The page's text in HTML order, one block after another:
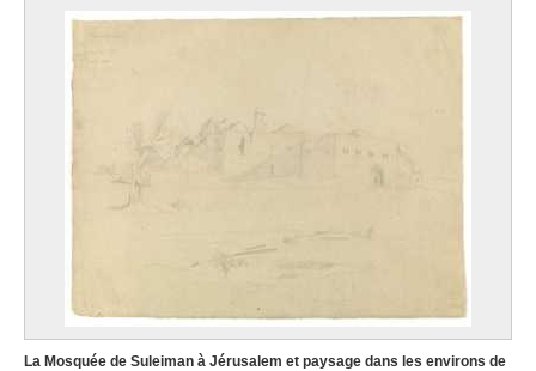
La Mosquée de Suleiman à Jérusalem et paysage dans les environs de